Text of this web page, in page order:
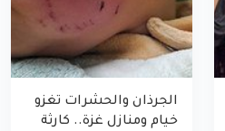
الجرذان والحشرات تغزو
خيام ومنازل غزة.. كارثة